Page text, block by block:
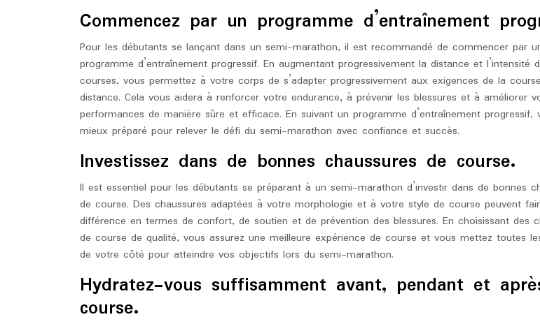
Commencez par un programme d’entraînement
Pour les débutants se lançant dans un semi-marathon, il est recommandé de commencer par
programme d’entraînement progressif. En augmentant progressivement la distance et l’intensité
courses, vous permettez à votre corps de s’adapter progressivement aux exigences de la
distance. Cela vous aidera à renforcer votre endurance, à prévenir les blessures et à améliorer
performances de manière sûre et efficace. En suivant un programme d’entraînement progressif,
mieux préparé pour relever le défi du semi-marathon avec confiance et succès.
Investissez dans de bonnes chaussures de course.
Il est essentiel pour les débutants se préparant à un semi-marathon d’investir dans de bonnes
de course. Des chaussures adaptées à votre morphologie et à votre style de course peuvent
différence en termes de confort, de soutien et de prévention des blessures. En choisissant des
de course de qualité, vous assurez une meilleure expérience de course et vous mettez toutes
de votre côté pour atteindre vos objectifs lors du semi-marathon.
Hydratez-vous suffisamment avant, pendant et
course.